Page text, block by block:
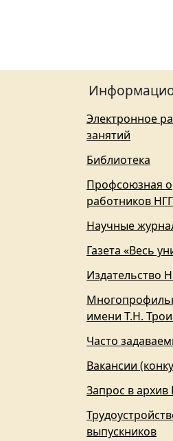
Электронное
занятий
Библиотека
Профсоюзная
работников
Научные
Газета «Весь
Издательство
имени Т.Н.
Часто
Вакансии
Запрос в
выпускников